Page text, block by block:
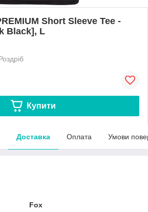
Short Sleeve Tee -
Black], L
Купити
Доставка Оплата Умови
Fox